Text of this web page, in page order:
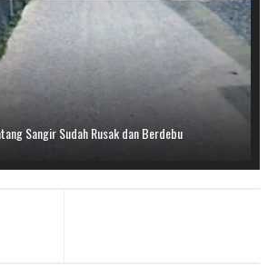
Sangir Sudah Rusak dan Berdebu